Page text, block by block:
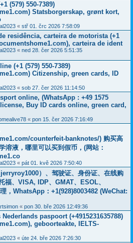
(579) 550-7389)
Statsborgerskap, grønt kort,
« stř 01. črc 2026 7:58:09
residência, carteira de motorista (+1
carteira de ident
« ned 28. čer 2026 5:51:35
(+1 (579) 550-7389)
Citizenship, green cards, ID
« sob 27. čer 2026 11:14:50
online, (WhatsApp : +49 1575
Buy ID cards online, green card,
« pon 15. čer 2026 7:16:49
counterfeit-banknotes/) 购买高
溶液，哪里可以买到假币，(网站：
« pát 01. kvě 2026 7:50:40
）、驾驶证、身份证、在线购
福、VISA, IDP、GMAT、ESOL、
，WhatsApp：+1(928)8003482 (WeChat:
« pon 30. bře 2026 12:49:36
paspoort (+4915231635788)
geboorteakte, IELTS-
« úte 24. bře 2026 7:26:30